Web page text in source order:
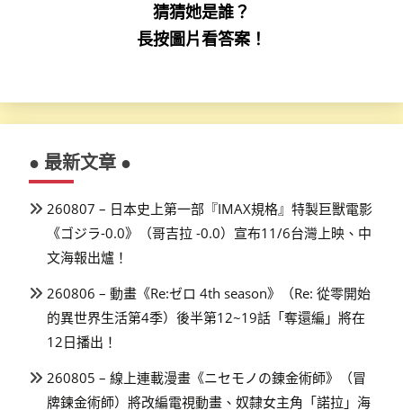
猜猜她是誰？
長按圖片看答案！
● 最新文章 ●
260807 – 日本史上第一部『IMAX規格』特製巨獸電影
《ゴジラ-0.0》（哥吉拉 -0.0）宣布11/6台灣上映、中
文海報出爐！
260806 – 動畫《Re:ゼロ 4th season》（Re: 從零開始
的異世界生活第4季）後半第12~19話「奪還編」將在
12日播出！
260805 – 線上連載漫畫《ニセモノの錬金術師》（冒
牌鍊金術師）將改編電視動畫、奴隸女主角「諾拉」海